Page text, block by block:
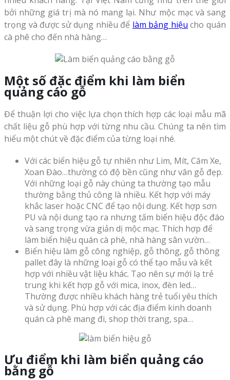
bởi những giá trị mà nó mang lại. Như mộc mạc và sang
trọng và được sử dụng nhiều để làm bảng hiệu cho quán
cà phê cho đến nhà hàng…
Một số đặc điểm khi làm biển
quảng cáo gỗ
Để thuận lợi cho việc lựa chọn thích hợp các loại mẫu mã
chất liệu gỗ phù hợp với từng nhu cầu. Chúng ta nên tìm
hiểu một chút về đặc điểm của từng loại nhé.
Với các biển hiệu gỗ tự nhiên như Lim, Mít, Căm Xe,
Xoan Đào…thường có độ bền cũng như vân gỗ đẹp.
Với những loại gỗ này chúng ta thường tạo mẫu
thường bằng thủ công là nhiều. Kết hợp với máy
khắc laser hoặc CNC để tạo nội dung. Kết hợp sơn
PU và nội dung tạo ra nhưng tấm biển hiệu độc đáo
và sang trọng vừa giản dị mộc mạc. Thích hợp để
làm biển hiệu quán cà phê, nhà hàng sân vườn…
Biển hiệu làm gỗ công nghiệp, gỗ thông, gỗ thông
pallet đây là những loại gỗ có thể tạo mẫu và kết
hợp với nhiều vật liệu khác. Tạo nên sự mới lạ trẻ
trung khi kết hợp gỗ với mica, inox, đèn led…
Thường được nhiều khách hàng trẻ tuổi yêu thích
và sử dụng. Phù hợp với các địa điểm kinh doanh
quán cà phê mang đi, shop thời trang, spa…
Ưu điểm khi làm biển quảng cáo
bằng gỗ